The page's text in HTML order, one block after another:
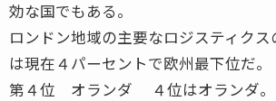
効な国でもある。
ロンドン地域の主要なロジスティクス
は現在４パーセントで欧州最下位だ。
第４位 オランダ ４位はオランダ。